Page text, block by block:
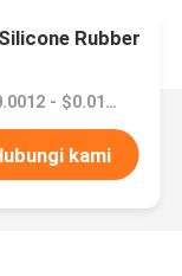
Rubber
Harga：$0.0012 - $0.0154/pieces
kami